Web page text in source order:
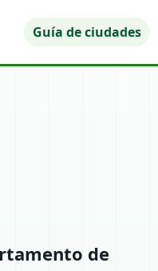
Guía de ciudades
de